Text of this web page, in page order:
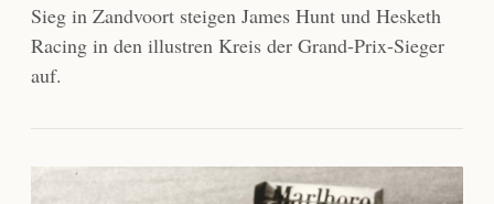
Sieg in Zandvoort steigen James Hunt und Hesketh
Racing in den illustren Kreis der Grand-Prix-Sieger
auf.